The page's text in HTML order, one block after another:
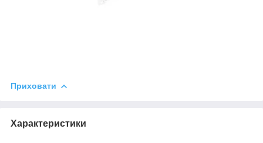
Приховати
Характеристики